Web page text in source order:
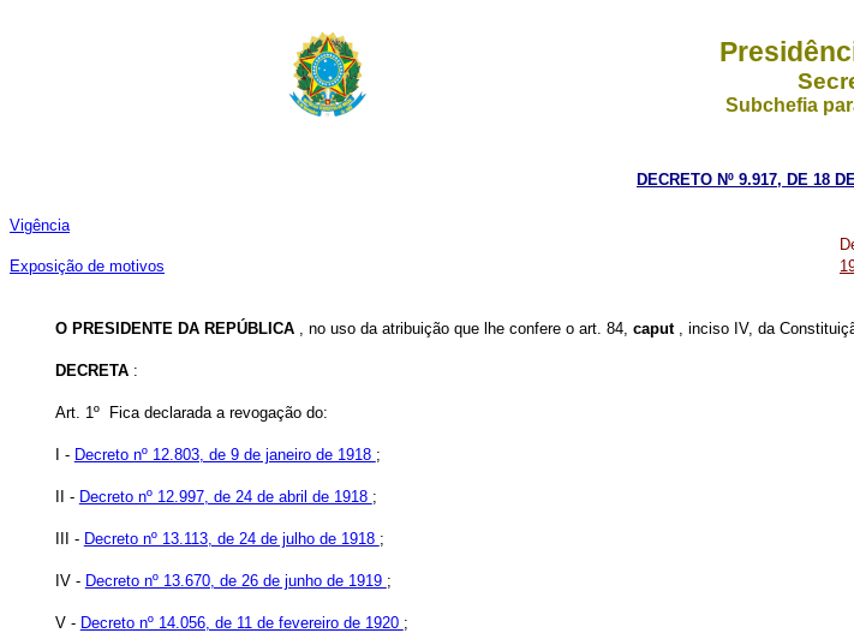
Subchefia
DECRETO Nº 9.917, DE 18
Vigência
Exposição de motivos
O PRESIDENTE DA REPÚBLICA , no uso da atribuição que lhe confere o art. 84, caput , inciso IV, da
DECRETA :
Art. 1º Fica declarada a revogação do:
I - Decreto nº 12.803, de 9 de janeiro de 1918 ;
II - Decreto nº 12.997, de 24 de abril de 1918 ;
III - Decreto nº 13.113, de 24 de julho de 1918 ;
IV - Decreto nº 13.670, de 26 de junho de 1919 ;
V - Decreto nº 14.056, de 11 de fevereiro de 1920 ;